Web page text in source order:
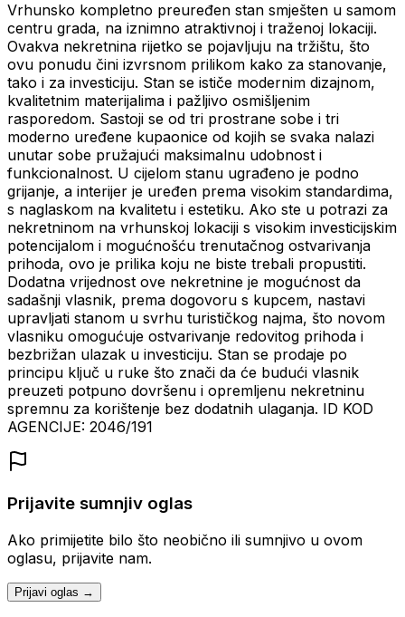
Vrhunsko kompletno preuređen stan smješten u samom
centru grada, na iznimno atraktivnoj i traženoj lokaciji.
Ovakva nekretnina rijetko se pojavljuju na tržištu, što
ovu ponudu čini izvrsnom prilikom kako za stanovanje,
tako i za investiciju. Stan se ističe modernim dizajnom,
kvalitetnim materijalima i pažljivo osmišljenim
rasporedom. Sastoji se od tri prostrane sobe i tri
moderno uređene kupaonice od kojih se svaka nalazi
unutar sobe pružajući maksimalnu udobnost i
funkcionalnost. U cijelom stanu ugrađeno je podno
grijanje, a interijer je uređen prema visokim standardima,
s naglaskom na kvalitetu i estetiku. Ako ste u potrazi za
nekretninom na vrhunskoj lokaciji s visokim investicijskim
potencijalom i mogućnošću trenutačnog ostvarivanja
prihoda, ovo je prilika koju ne biste trebali propustiti.
Dodatna vrijednost ove nekretnine je mogućnost da
sadašnji vlasnik, prema dogovoru s kupcem, nastavi
upravljati stanom u svrhu turističkog najma, što novom
vlasniku omogućuje ostvarivanje redovitog prihoda i
bezbrižan ulazak u investiciju. Stan se prodaje po
principu ključ u ruke što znači da će budući vlasnik
preuzeti potpuno dovršenu i opremljenu nekretninu
spremnu za korištenje bez dodatnih ulaganja. ID KOD
AGENCIJE: 2046/191
Prijavite sumnjiv oglas
Ako primijetite bilo što neobično ili sumnjivo u ovom
oglasu, prijavite nam.
Prijavi oglas →